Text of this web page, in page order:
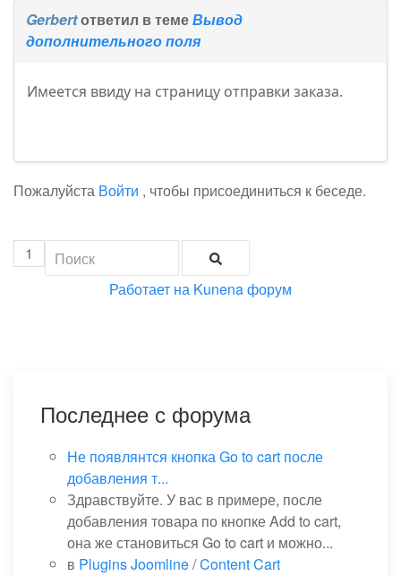
Gerbertответил в темеВывод
дополнительного поля
Имеется ввиду на страницу отправки заказа.
Пожалуйста Войти , чтобы присоединиться к беседе.
1
Работает на Kunena форум
Последнее с форума
Не появлянтся кнопка Go to cart после
добавления т...
Здравствуйте. У вас в примере, после
добавления товара по кнопке Add to cart,
она же становиться Go to cart и можно...
в Plugins Joomline/Content Cart